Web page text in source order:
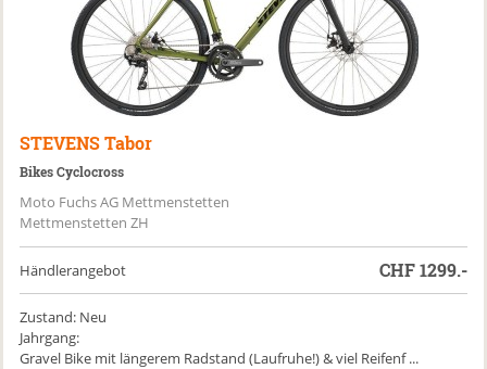
STEVENS Tabor
Bikes Cyclocross
Moto Fuchs AG Mettmenstetten
Mettmenstetten ZH
Händlerangebot CHF1299.-
Zustand: Neu
Jahrgang:
Gravel Bike mit längerem Radstand (Laufruhe!) & viel Reifenf ...